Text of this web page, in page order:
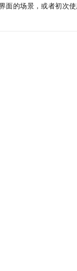
面的场景，或者初次